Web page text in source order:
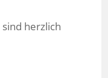
herzlich